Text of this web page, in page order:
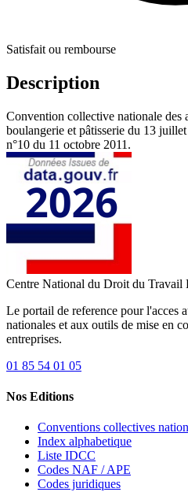
Satisfait ou rembourse
Description
Convention collective nationale des
boulangerie et pâtisserie du 13
n°10 du 11 octobre 2011.
Centre National du Droit du Travail
Le portail de reference pour l'acces
nationales et aux outils de mise en
entreprises.
01 85 54 01 05
Nos Editions
Conventions collectives
Index alphabetique
Liste IDCC
Codes NAF / APE
Codes juridiques